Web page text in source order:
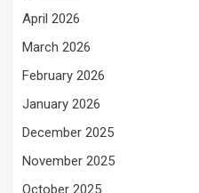
April 2026
March 2026
February 2026
January 2026
December 2025
November 2025
October 2025